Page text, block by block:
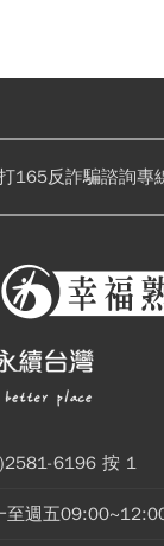
165反詐騙諮詢專
6196 按 1
至週五